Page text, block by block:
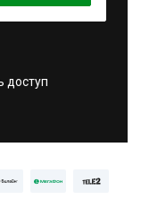
доступ